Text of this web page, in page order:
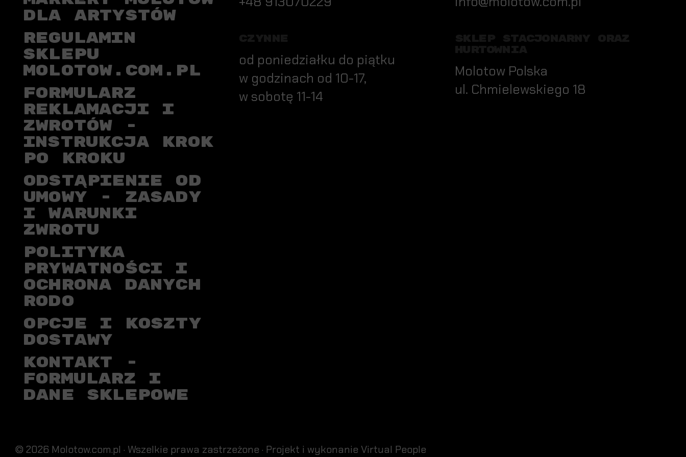
DLA ARTYSTÓW
REGULAMIN
SKLEPU
MOLOTOW.COM.PL
FORMULARZ
REKLAMACJI I
ZWROTÓW -
INSTRUKCJA KROK
PO KROKU
ODSTĄPIENIE OD
UMOWY - ZASADY
I WARUNKI
ZWROTU
POLITYKA
PRYWATNOŚCI I
OCHRONA DANYCH
RODO
OPCJE I KOSZTY
DOSTAWY
KONTAKT -
FORMULARZ I
DANE SKLEPOWE
od poniedziałku do piątku
w godzinach od 10-17,
w sobotę 11-14
Molotow Polska
ul. Chmielewskiego 18
© 2026 Molotow.com.pl · Wszelkie prawa zastrzeżone · Projekt i wykonanie Virtual People